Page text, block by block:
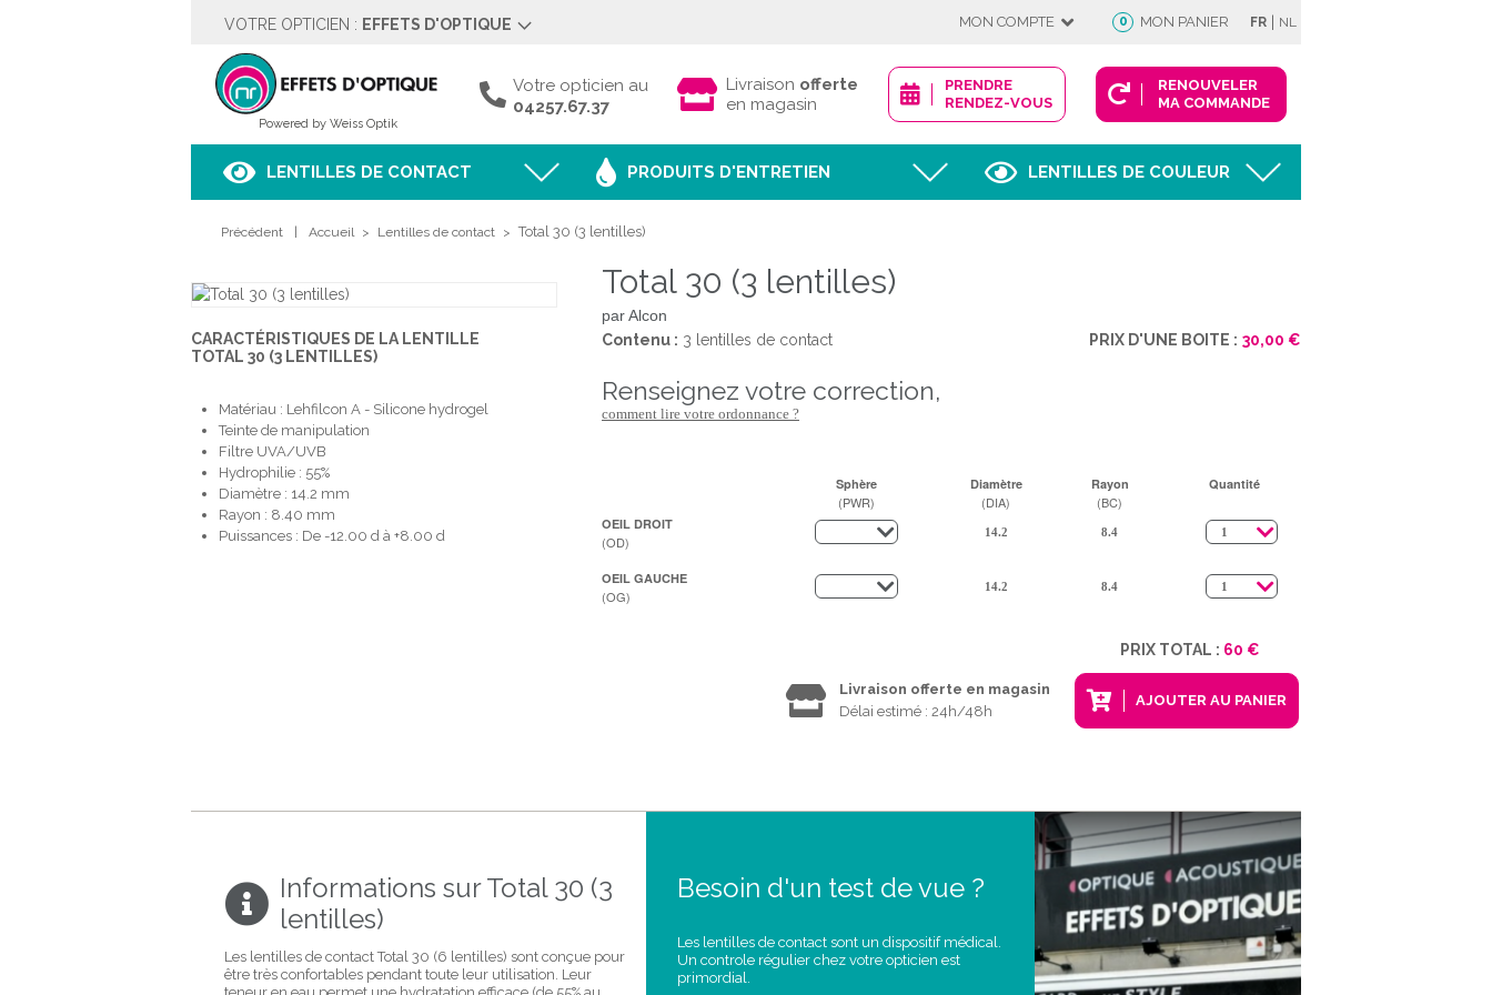
VOTRE OPTICIEN : EFFETS D'OPTIQUE
Rue des Moulins 5
04257.67.37
Voir sur le plan
HORAIRES
Lundi
Fermé
Jeudi
9h00 à 18h00
Samedi
9h00 à 18h00
Dimanche
Fermé
PRENDRE RENDEZ-VOUS
MON COMPTE
Déjà client ?
Afficher
Nouveau client ?
0 MON PANIER FR | NL
Powered by Weiss Optik
Votre opticien au
04257.67.37
Livraison offerte
en magasin
PRENDRE
RENDEZ-VOUS
RENOUVELER
MA COMMANDE
LENTILLES DE CONTACT PRODUITS D'ENTRETIEN LENTILLES DE COULEUR
Précédent Accueil > Lentilles de contact > Total 30 (3 lentilles)
Total 30 (3 lentilles)
par Alcon
Contenu : 3 lentilles de contact PRIX D'UNE BOITE : 30,00 €
renseignez votre correction,
comment lire votre ordonnance ?
Sphère
(PWR)
Diamètre
(DIA)
Rayon
(BC)
Quantité
OEIL DROIT
(OD)
OEIL GAUCHE
(OG)
PRIX TOTAL : 60 €
AJOUTER AU PANIER
Livraison offerte en magasin
Délai estimé : 24h/48h
CARACTÉRISTIQUES DE LA LENTILLE
TOTAL 30 (3 LENTILLES)
Matériau : Lehfilcon A - Silicone hydrogel
Teinte de manipulation
Filtre UVA/UVB
Hydrophilie : 55%
Diamètre : 14.2 mm
Rayon : 8.40 mm
Puissances : De -12.00 d à +8.00 d
Informations sur Total 30 (3
lentilles)
Les lentilles de contact Total 30 (6 lentilles) sont conçue pour
être très confortables pendant toute leur utilisation. Leur
Besoin d'un test de vue ?
Les lentilles de contact sont un dispositif médical.
Un controle régulier chez votre opticien est
primordial.